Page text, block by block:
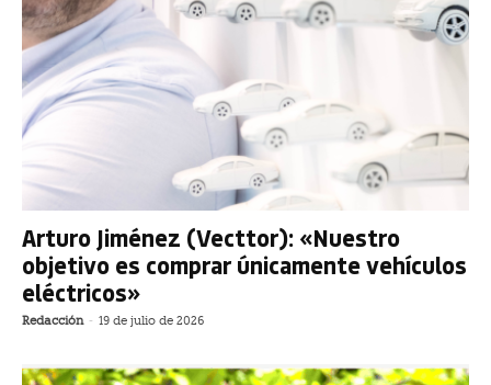
Arturo Jiménez (Vecttor): «Nuestro
objetivo es comprar únicamente vehículos
eléctricos»
Redacción - 19 de julio de 2026